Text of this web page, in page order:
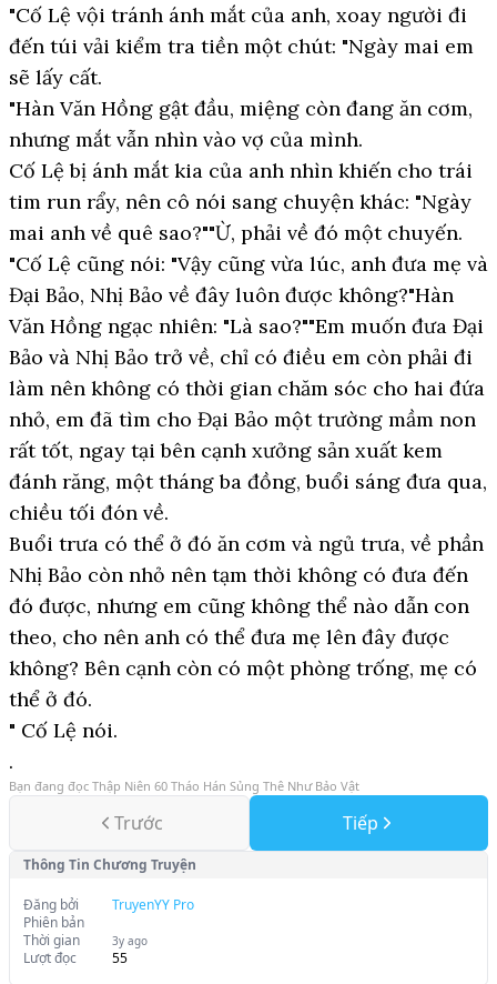
"Cố Lệ vội tránh ánh mắt của anh, xoay người đi
đến túi vải kiểm tra tiền một chút: "Ngày mai em
sẽ lấy cất.
"Hàn Văn Hồng gật đầu, miệng còn đang ăn cơm,
nhưng mắt vẫn nhìn vào vợ của mình.
Cố Lệ bị ánh mắt kia của anh nhìn khiến cho trái
tim run rẩy, nên cô nói sang chuyện khác: "Ngày
mai anh về quê sao?""Ừ, phải về đó một chuyến.
"Cố Lệ cũng nói: "Vậy cũng vừa lúc, anh đưa mẹ và
Đại Bảo, Nhị Bảo về đây luôn được không?"Hàn
Văn Hồng ngạc nhiên: "Là sao?""Em muốn đưa Đại
Bảo và Nhị Bảo trở về, chỉ có điều em còn phải đi
làm nên không có thời gian chăm sóc cho hai đứa
nhỏ, em đã tìm cho Đại Bảo một trường mầm non
rất tốt, ngay tại bên cạnh xưởng sản xuất kem
đánh răng, một tháng ba đồng, buổi sáng đưa qua,
chiều tối đón về.
Buổi trưa có thể ở đó ăn cơm và ngủ trưa, về phần
Nhị Bảo còn nhỏ nên tạm thời không có đưa đến
đó được, nhưng em cũng không thể nào dẫn con
theo, cho nên anh có thể đưa mẹ lên đây được
không? Bên cạnh còn có một phòng trống, mẹ có
thể ở đó.
" Cố Lệ nói.
.
Bạn đang đọc Thập Niên 60 Tháo Hán Sủng Thê Như Bảo Vật
Trước Tiếp
Thông Tin Chương Truyện
Đăng bởi
TruyenYY Pro
Phiên bản
Thời gian
3y ago
Lượt đọc 55